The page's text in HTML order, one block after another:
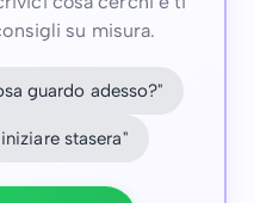
su misura.
guardo adesso?"
stasera"